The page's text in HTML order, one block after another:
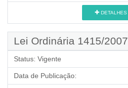
DETALHES
Lei Ordinária 1415/2007
Status: Vigente
Data de Publicação: